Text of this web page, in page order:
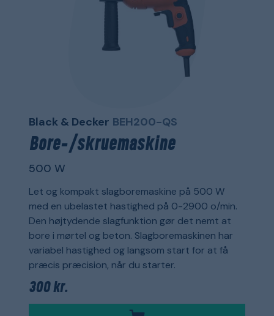
Black & Decker BEH200-QS
Bore-/skruemaskine
500 W
Let og kompakt slagboremaskine på 500 W
med en ubelastet hastighed på 0-2900 o/min.
Den højtydende slagfunktion gør det nemt at
bore i mørtel og beton. Slagboremaskinen har
variabel hastighed og langsom start for at få
præcis præcision, når du starter.
300 kr.